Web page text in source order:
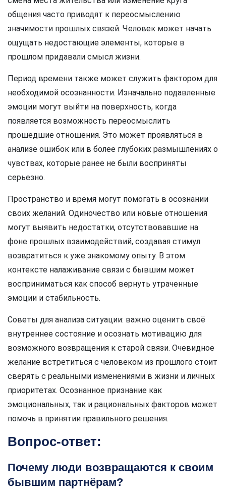
общения часто приводят к переосмыслению
значимости прошлых связей. Человек может начать
ощущать недостающие элементы, которые в
прошлом придавали смысл жизни.
Период времени также может служить фактором для
необходимой осознанности. Изначально подавленные
эмоции могут выйти на поверхность, когда
появляется возможность переосмыслить
прошедшие отношения. Это может проявляться в
анализе ошибок или в более глубоких размышлениях о
чувствах, которые ранее не были восприняты
серьезно.
Пространство и время могут помогать в осознании
своих желаний. Одиночество или новые отношения
могут выявить недостатки, отсутствовавшие на
фоне прошлых взаимодействий, создавая стимул
возвратиться к уже знакомому опыту. В этом
контексте налаживание связи с бывшим может
восприниматься как способ вернуть утраченные
эмоции и стабильность.
Советы для анализа ситуации: важно оценить своё
внутреннее состояние и осознать мотивацию для
возможного возвращения к старой связи. Очевидное
желание встретиться с человеком из прошлого стоит
сверять с реальными изменениями в жизни и личных
приоритетах. Осознанное признание как
эмоциональных, так и рациональных факторов может
помочь в принятии правильного решения.
Вопрос-ответ:
Почему люди возвращаются к своим
бывшим партнёрам?